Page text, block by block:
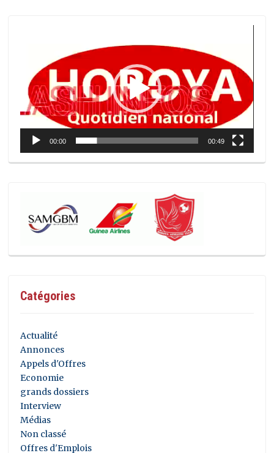
00:00 00:49
Catégories
Actualité
Annonces
Appels d'Offres
Economie
grands dossiers
Interview
Médias
Non classé
Offres d'Emplois